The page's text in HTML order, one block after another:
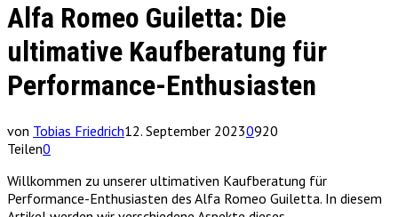
Alfa Romeo Guiletta: Die
ultimative Kaufberatung für
Performance-Enthusiasten
von Tobias Friedrich12. September 20230920
Teilen0
Willkommen zu unserer ultimativen Kaufberatung für
Performance-Enthusiasten des Alfa Romeo Guiletta. In diesem